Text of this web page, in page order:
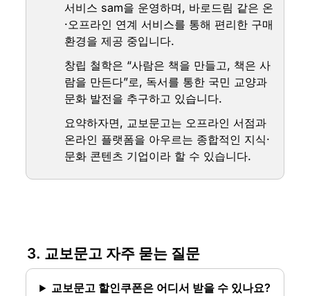
서비스 sam을 운영하며, 바로드림 같은 온
·오프라인 연계 서비스를 통해 편리한 구매
환경을 제공 중입니다.
창립 철학은 “사람은 책을 만들고, 책은 사
람을 만든다”로, 독서를 통한 국민 교양과
문화 발전을 추구하고 있습니다.
요약하자면, 교보문고는 오프라인 서점과
온라인 플랫폼을 아우르는 종합적인 지식·
문화 콘텐츠 기업이라 할 수 있습니다.
3. 교보문고 자주 묻는 질문
교보문고 할인쿠폰은 어디서 받을 수 있나요?